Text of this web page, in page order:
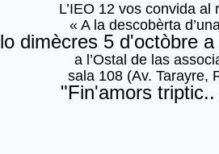
L’IEO 12 vos convida al
« A la descobèrta
lo dimècres 5 d'octòbre
a l’Ostal de las
sala 108 (Av. Tarayre,
"Fin'amors